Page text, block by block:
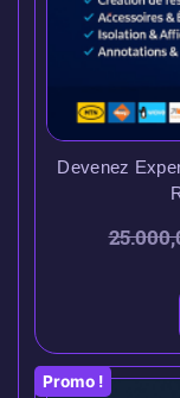
Devenez
Promo !